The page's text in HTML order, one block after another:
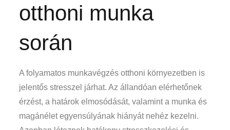
otthoni munka
során
A folyamatos munkavégzés otthoni környezetben is
jelentős stresszel járhat. Az állandóan elérhetőnek
érzést, a határok elmosódását, valamint a munka és
magánélet egyensúlyának hiányát nehéz kezelni.